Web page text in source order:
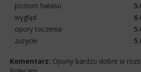
poziom hałasu
wygląd
opory toczenia
zużycie
Komentarz: Opony bardzo dobre w